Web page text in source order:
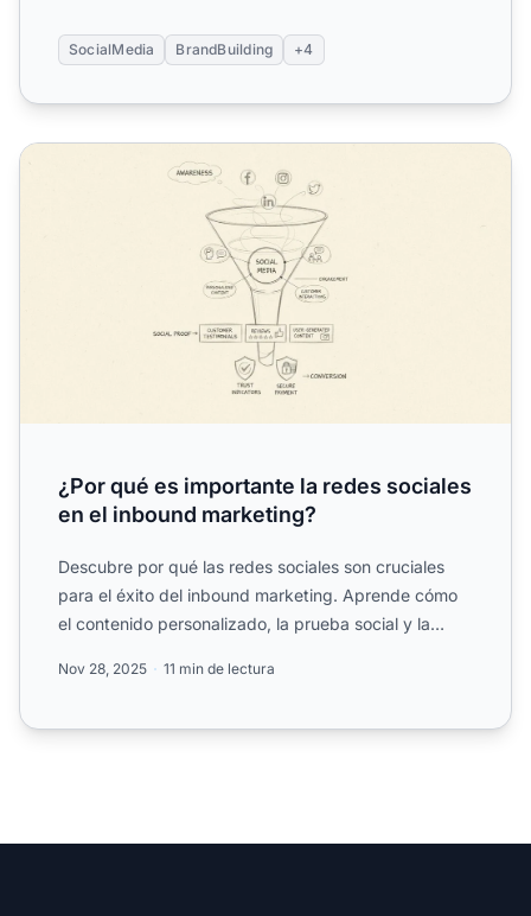
SocialMedia BrandBuilding +4
¿Por qué es importante la redes sociales en el inbound
¿Por qué es importante la redes sociales
en el inbound marketing?
Descubre por qué las redes sociales son cruciales
para el éxito del inbound marketing. Aprende cómo
el contenido personalizado, la prueba social y la
Nov 28, 2025 11 min de lectura